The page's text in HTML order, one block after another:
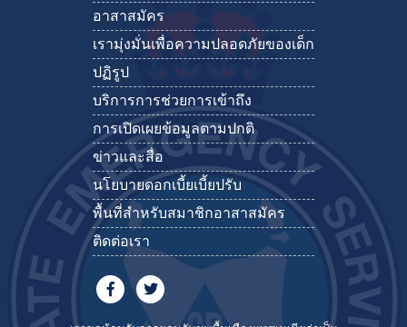
อาสาสมัคร
เรามุ่งมั่นเพื่อความปลอดภัยของเด็ก
ปฏิรูป
บริการการช่วยการเข้าถึง
การเปิดเผยข้อมูลตามปกติ
ข่าวและสื่อ
นโยบายดอกเบี้ยเบี้ยปรับ
พื้นที่สำหรับสมาชิกอาสาสมัคร
ติดต่อเรา